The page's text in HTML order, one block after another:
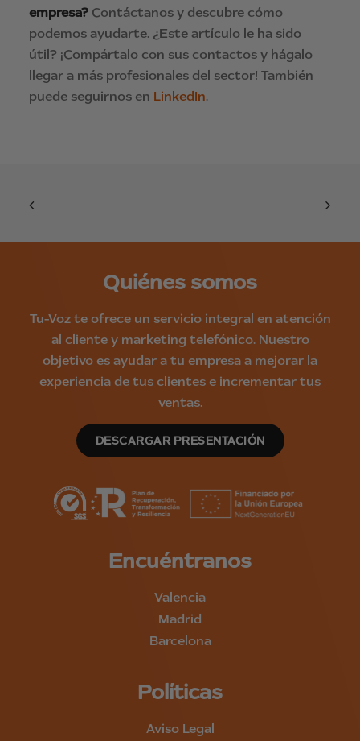
empresa? Contáctanos y descubre cómo
podemos ayudarte. ¿Este artículo le ha sido
útil? ¡Compártalo con sus contactos y hágalo
llegar a más profesionales del sector! También
puede seguirnos en LinkedIn.
Quiénes somos
Tu-Voz te ofrece un servicio integral en atención
al cliente y marketing telefónico. Nuestro
objetivo es ayudar a tu empresa a mejorar la
experiencia de tus clientes e incrementar tus
ventas.
DESCARGAR PRESENTACIÓN
Encuéntranos
Valencia
Madrid
Barcelona
Políticas
Aviso Legal